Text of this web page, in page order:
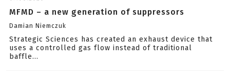
MFMD – a new generation of suppressors
Damian Niemczuk
Strategic Sciences has created an exhaust device that
uses a controlled gas flow instead of traditional
baffle...